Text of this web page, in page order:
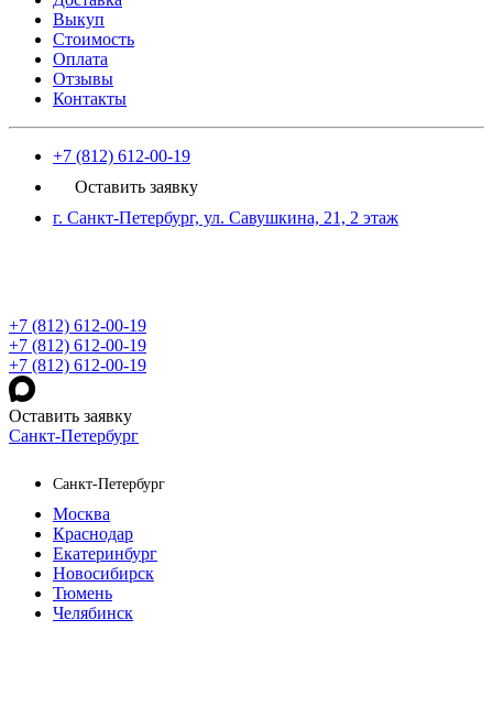
Выкуп
Стоимость
Оплата
Отзывы
Контакты
+7 (812) 612-00-19
Оставить заявку
г. Санкт-Петербург, ул. Савушкина, 21, 2 этаж
+7 (812) 612-00-19
+7 (812) 612-00-19
+7 (812) 612-00-19
Оставить заявку
Санкт-Петербург
Санкт-Петербург
Москва
Краснодар
Екатеринбург
Новосибирск
Тюмень
Челябинск